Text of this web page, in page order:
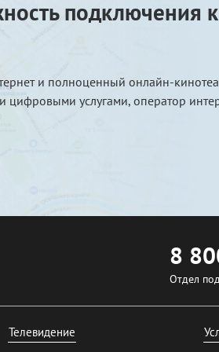
подключения
и полноценный онлайн-
цифровыми услугами, оператор
8
Отдел
Телевидение